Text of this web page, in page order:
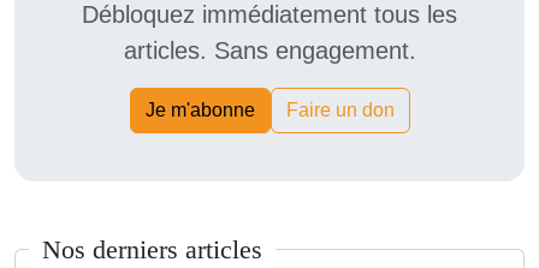
Débloquez immédiatement tous les
articles. Sans engagement.
Je m'abonne Faire un don
Nos derniers articles